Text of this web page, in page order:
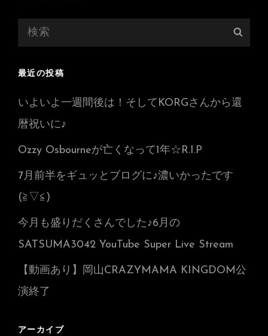
最近の投稿
いよいよ一週間後は！そしてKORGさんから還
暦祝いに♪
Ozzy Osbourneが亡くなって1年☆R.I.P
7月前半をギュッとブログに♪濃いかったです
(≧▽≦)
今月も盛りだくさんでした♪6月の
SATSUMA3042 YouTube Super Live Stream
【動画あり】岡山CRAZYMAMA KINGDOM公
演終了
アーカイブ